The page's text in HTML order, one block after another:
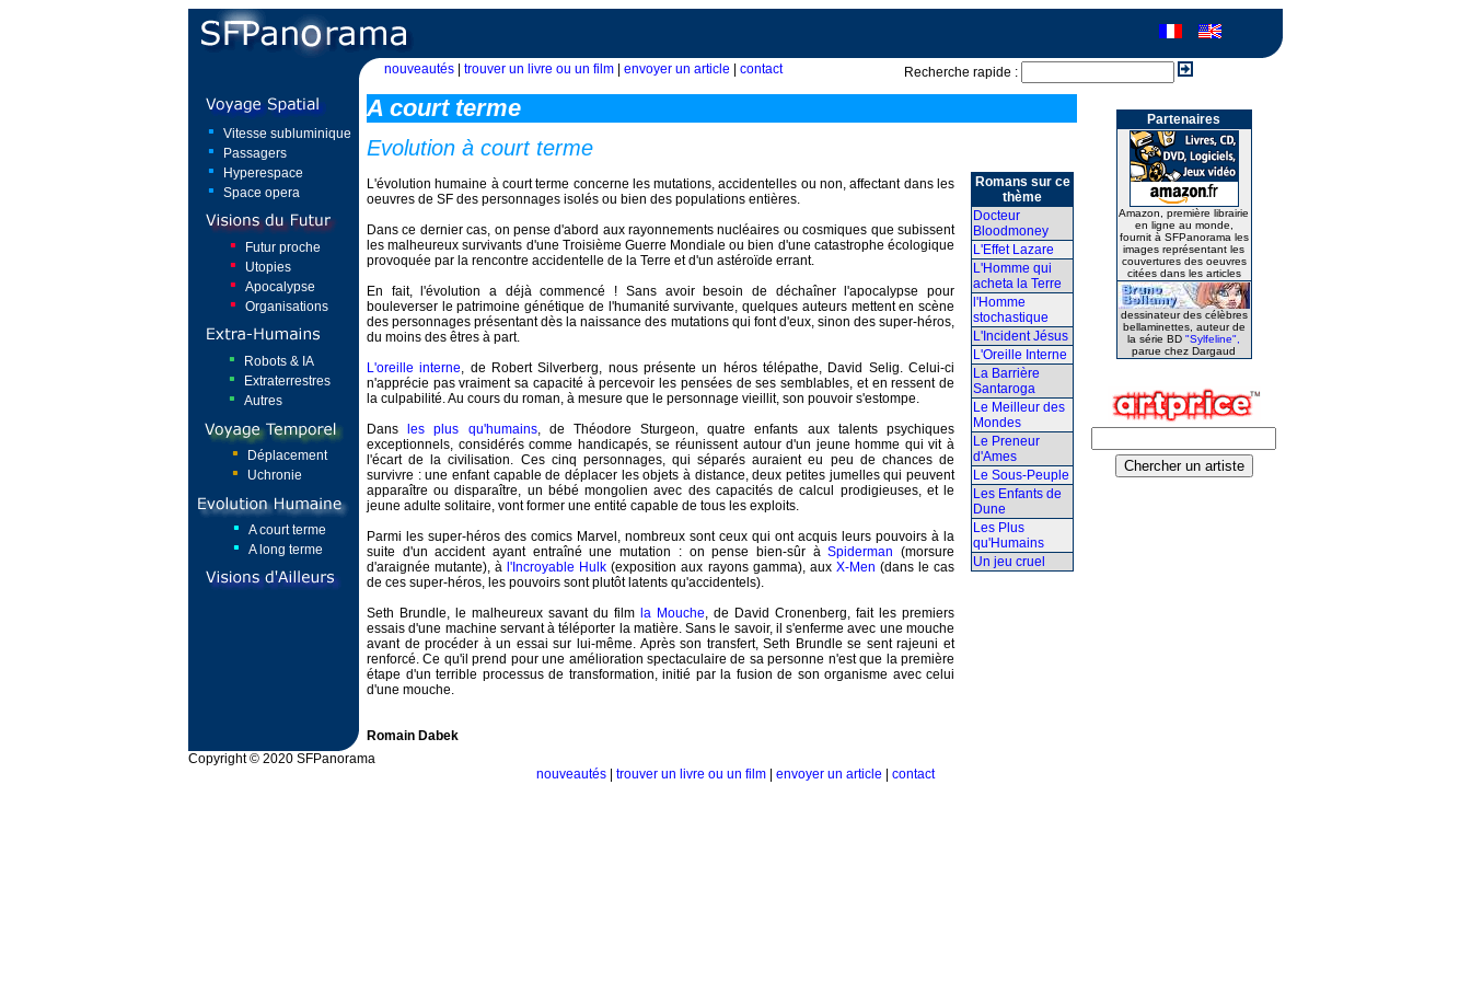
nouveautés trouver un livre ou un film envoyer un article contact Recherche rapide :
Vitesse subluminique
Passagers
Hyperespace
Space opera
Futur proche
Utopies
Apocalypse
Organisations
Robots & IA
Extraterrestres
Autres
Déplacement
Uchronie
A court terme
A long terme
A court terme
Evolution à court terme
L'évolution humaine à court terme concerne les mutations, accidentelles ou non, affectant dans les
oeuvres de SF des personnages isolés ou bien des populations entières.
Dans ce dernier cas, on pense d'abord aux rayonnements nucléaires ou cosmiques que subissent
les malheureux survivants d'une Troisième Guerre Mondiale ou bien d'une catastrophe écologique
provoquée par la rencontre accidentelle de la Terre et d'un astéroïde errant.
En fait, l'évolution a déjà commencé ! Sans avoir besoin de déchaîner l'apocalypse pour
bouleverser le patrimoine génétique de l'humanité survivante, quelques auteurs mettent en scène
des personnages présentant dès la naissance des mutations qui font d'eux, sinon des super-héros,
du moins des êtres à part.
L'oreille interne, de Robert Silverberg, nous présente un héros télépathe, David Selig. Celui-ci
n'apprécie pas vraiment sa capacité à percevoir les pensées de ses semblables, et en ressent de
la culpabilité. Au cours du roman, à mesure que le personnage vieillit, son pouvoir s'estompe.
Dans
les plus qu'humains, de Théodore Sturgeon, quatre enfants aux talents psychiques
exceptionnels, considérés comme handicapés, se réunissent autour d'un jeune homme qui vit à
l'écart de la civilisation. Ces cinq personnages, qui séparés auraient eu peu de chances de
survivre : une enfant capable de déplacer les objets à distance, deux petites jumelles qui peuvent
apparaître ou disparaître, un bébé mongolien avec des capacités de calcul prodigieuses, et le
jeune adulte solitaire, vont former une entité capable de tous les exploits.
Parmi les super-héros des comics Marvel, nombreux sont ceux qui ont acquis leurs pouvoirs à la
suite d'un accident ayant entraîné une mutation : on pense bien-sûr àSpiderman (morsure
d'araignée mutante), à l'Incroyable Hulk (exposition aux rayons gamma), aux X-Men (dans le cas
de ces super-héros, les pouvoirs sont plutôt latents qu'accidentels).
Seth Brundle, le malheureux savant du film la Mouche, de David Cronenberg, fait les premiers
essais d'une machine servant à téléporter la matière. Sans le savoir, il s'enferme avec une mouche
avant de procéder à un essai sur lui-même. Après son transfert, Seth Brundle se sent rajeuni et
renforcé. Ce qu'il prend pour une amélioration spectaculaire de sa personne n'est que la première
étape d'un terrible processus de transformation, initié par la fusion de son organisme avec celui
d'une mouche.
Romain Dabek
Romans sur ce
thème
Docteur
Bloodmoney
L'Effet Lazare
L'Homme qui
acheta la Terre
l'Homme
stochastique
L'Incident Jésus
L'Oreille Interne
La Barrière
Santaroga
Le Meilleur des
Mondes
Le Preneur
d'Ames
Le Sous-Peuple
Les Enfants de
Dune
Les Plus
qu'Humains
Un jeu cruel
Partenaires
Amazon, première librairie
en ligne au monde,
fournit à SFPanorama les
images représentant les
couvertures des oeuvres
citées dans les articles
dessinateur des célèbres
bellaminettes, auteur de
la série BD "Sylfeline",
parue chez Dargaud
Copyright © 2020 SFPanorama
nouveautés
trouver un livre ou un film envoyer un article contact